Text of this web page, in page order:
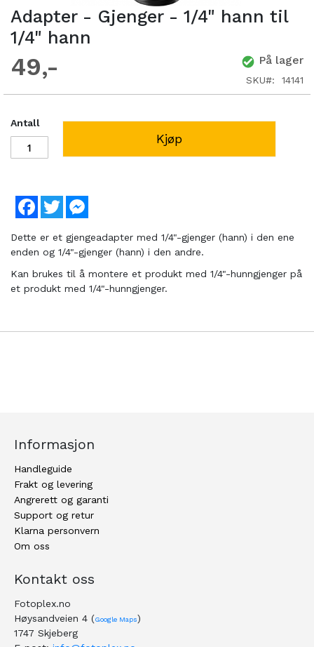
Adapter - Gjenger - 1/4" hann til
1/4" hann
49 På lager
SKU 14141
Antall
Kjøp
Facebook
Twitter
Dette er et gjengeadapter med 1/4"-gjenger (hann) i den ene
enden og 1/4"-gjenger (hann) i den andre.
Kan brukes til å montere et produkt med 1/4"-hunngjenger på
et produkt med 1/4"-hunngjenger.
Informasjon
Handleguide
Frakt og levering
Angrerett og garanti
Support og retur
Klarna personvern
Om oss
Kontakt oss
Fotoplex.no
Høysandveien 4 (Google Maps)
1747 Skjeberg